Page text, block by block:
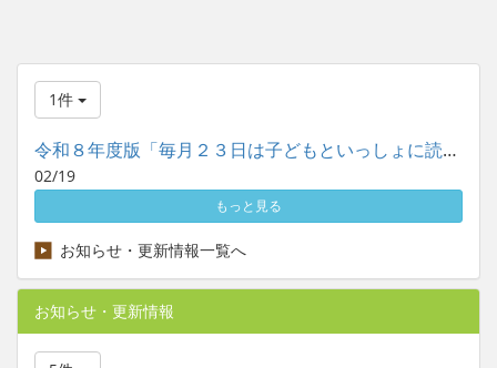
1件
令和８年度版「毎月２３日は子どもといっしょに読書の日」ポスタ...
02/19
もっと見る
お知らせ・更新情報一覧へ
お知らせ・更新情報